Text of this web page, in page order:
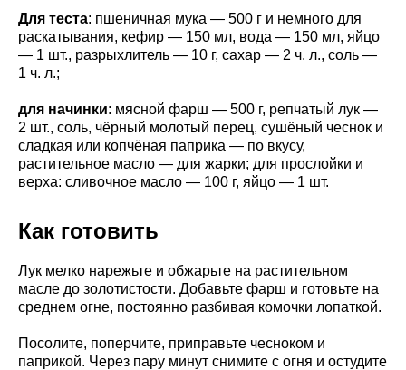
Для теста: пшеничная мука — 500 г и немного для
раскатывания, кефир — 150 мл, вода — 150 мл, яйцо
— 1 шт., разрыхлитель — 10 г, сахар — 2 ч. л., соль —
1 ч. л.;
для начинки: мясной фарш — 500 г, репчатый лук —
2 шт., соль, чёрный молотый перец, сушёный чеснок и
сладкая или копчёная паприка — по вкусу,
растительное масло — для жарки; для прослойки и
верха: сливочное масло — 100 г, яйцо — 1 шт.
Как готовить
Лук мелко нарежьте и обжарьте на растительном
масле до золотистости. Добавьте фарш и готовьте на
среднем огне, постоянно разбивая комочки лопаткой.
Посолите, поперчите, приправьте чесноком и
паприкой. Через пару минут снимите с огня и остудите